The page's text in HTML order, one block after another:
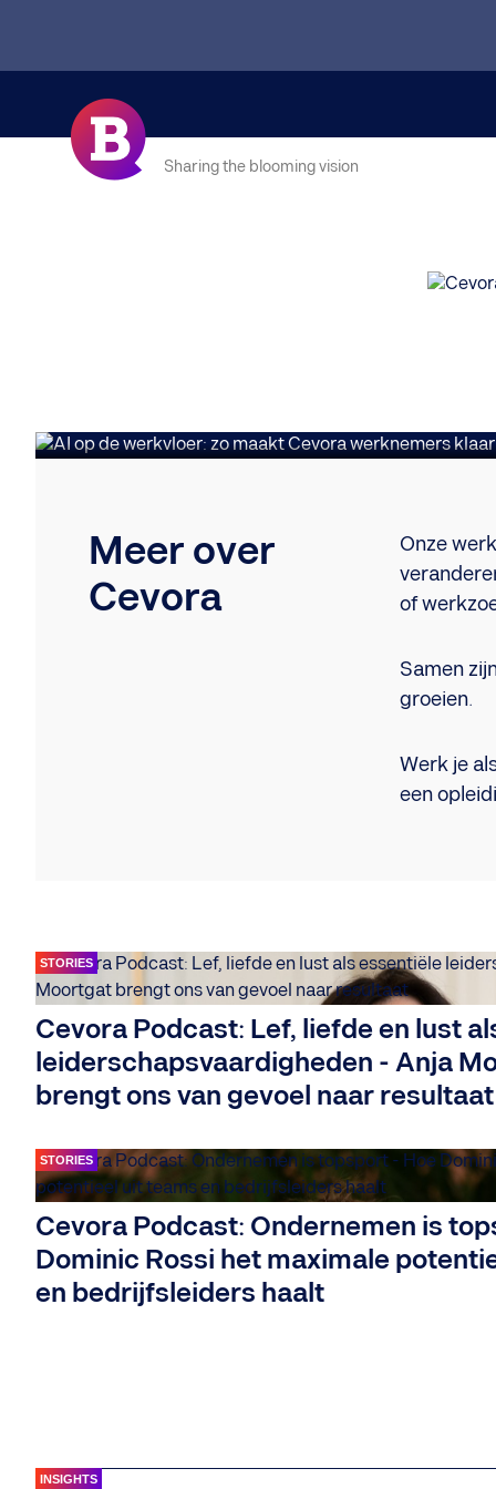
Sharing the blooming vision
AI op de
Meer over
Cevora
Onze
of
Samen
groeien.
Werk je
een
STORIES
Cevora Podcast: Lef, liefde en lust
leiderschapsvaardigheden - Anja
brengt ons van gevoel naar resultaat
STORIES
Cevora Podcast: Ondernemen is
Dominic Rossi het maximale
en bedrijfsleiders haalt
INSIGHTS